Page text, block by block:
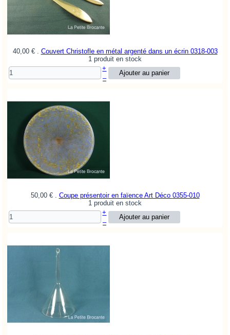
40,00 € . Couvert Christofle en métal argenté dans un écrin 0318-003
1 produit en stock
+
–
50,00 € . Coupe présentoir en faïence Art Déco 0355-010
1 produit en stock
+
–